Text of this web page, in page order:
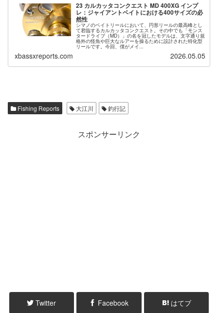
23 カルカッタコンクエスト MD 400XG インプ
レ：ジャイアントベイトにおける400サイズの必
然性
シマノのベイトリールにおいて、円形リールの最高峰とし
て君臨するカルカッタコンクエスト。その中でも「モンス
タードライブ（MD）」の名を冠したモデルは、文字通り規
格外の怪魚や巨大なルアーを操るために設計された特化型
リールです。今回、僕がメイ...
xbassxreports.com 2026.05.05
Fishing Reports 大江川 釣行記
スポンサーリンク
Twitter Facebook はてブ